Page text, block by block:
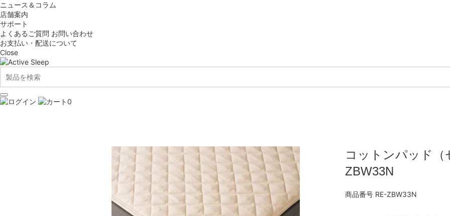
ニュース＆コラム
店舗案内
サポート
よくあるご質問 お問い合わせ
お支払い・配送について
Close
0
コットンパッド（
ZBW33N
商品番号 RE-ZBW33N